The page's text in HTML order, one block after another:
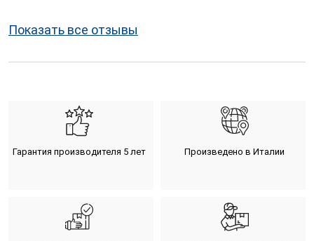
Показать все отзывы
Гарантия производителя 5 лет Произведено в Италии